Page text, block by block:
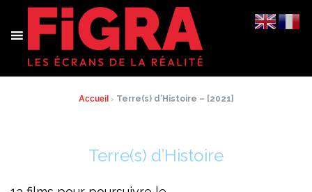
contenu
Accueil › Terre(s) d’Histoire – [2021]
Terre(s) d’Histoire